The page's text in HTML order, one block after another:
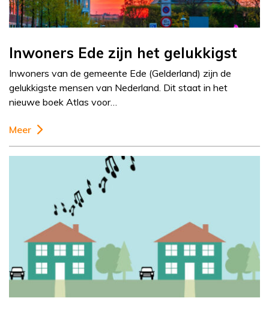
Inwoners Ede zijn het gelukkigst
Inwoners van de gemeente Ede (Gelderland) zijn de
gelukkigste mensen van Nederland. Dit staat in het
nieuwe boek Atlas voor…
Meer